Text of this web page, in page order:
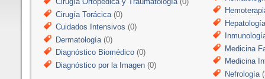
Cirugía Torácica(0)
Cuidados Intensivos (0)
Dermatología(0)
Diagnóstico Biomédico(0)
Diagnóstico por la Imagen(0)
Hepatología
Medicina
Medicina
Nefrología